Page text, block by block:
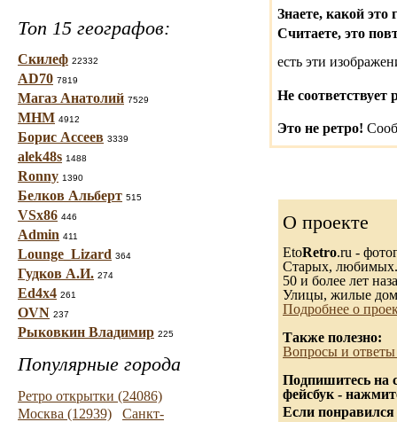
Топ 15 географов:
Скилеф 22332
AD70 7819
Магаз Анатолий 7529
МНМ 4912
Борис Ассеев 3339
alek48s 1488
Ronny 1390
Белков Альберт 515
VSx86 446
Admin 411
Lounge_Lizard 364
Гудков А.И. 274
Ed4x4 261
OVN 237
Рыковкин Владимир 225
Популярные города
Ретро открытки (24086)
Москва (12939)
Санкт-
Знаете, какой это
Считаете, это
есть эти
Не соответствует
Это не ретро!
О проекте
EtoRetro.ru -
Старых,
50 и более лет
Улицы, жилые
Подробнее о
Также полезно:
Вопросы и
Подпишитесь на
фейсбук -
Если